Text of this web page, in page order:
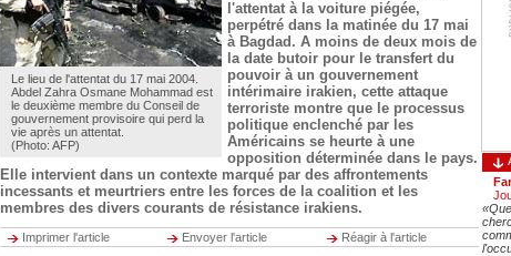
Le lieu de l'attentat du 17 mai 2004.
Abdel Zahra Osmane Mohammad est
le deuxième membre du Conseil de
gouvernement provisoire qui perd la
vie après un attentat.
(Photo: AFP)
l'attentat à la voiture piégée,
perpétré dans la matinée du 17 mai
à Bagdad. A moins de deux mois de
la date butoir pour le transfert du
pouvoir à un gouvernement
intérimaire irakien, cette attaque
terroriste montre que le processus
politique enclenché par les
Américains se heurte à une
opposition déterminée dans le pays.
Elle intervient dans un contexte marqué par des affrontements
incessants et meurtriers entre les forces de la coalition et les
membres des divers courants de résistance irakiens.
Imprimer l'article Envoyer l'article Réagir à l'article